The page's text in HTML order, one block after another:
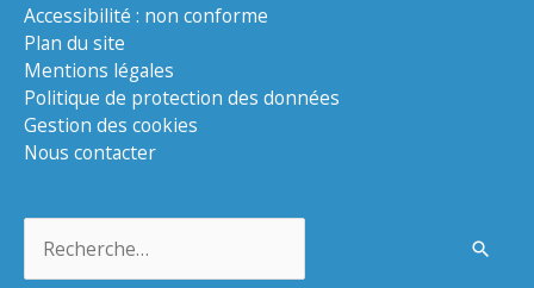
Accessibilité : non conforme
Plan du site
Mentions légales
Politique de protection des données
Gestion des cookies
Nous contacter